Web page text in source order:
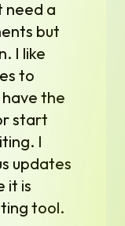
need a
but
I like
to
the
start
I
updates
it is
tool.